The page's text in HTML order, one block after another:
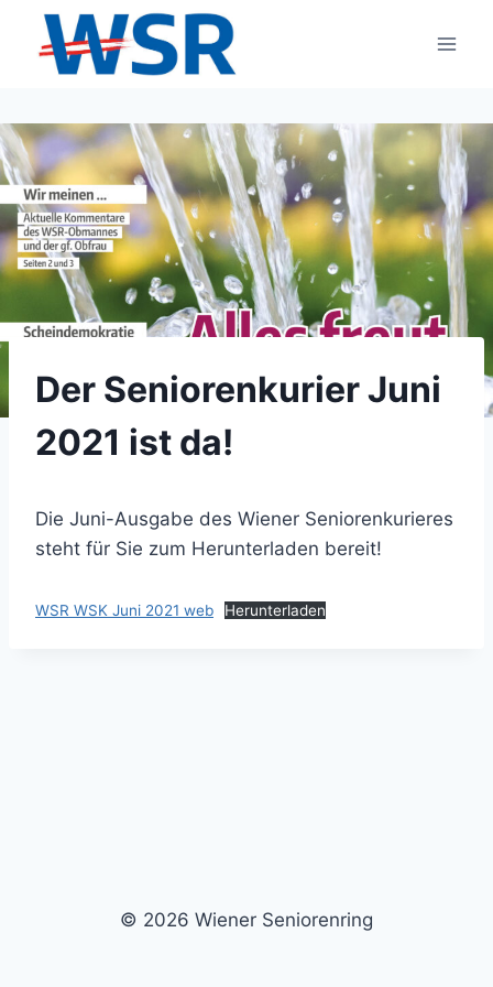
Inhalt
springen
Der Seniorenkurier Juni
2021 ist da!
Die Juni-Ausgabe des Wiener Seniorenkurieres
steht für Sie zum Herunterladen bereit!
WSR WSK Juni 2021 web Herunterladen
© 2026 Wiener Seniorenring